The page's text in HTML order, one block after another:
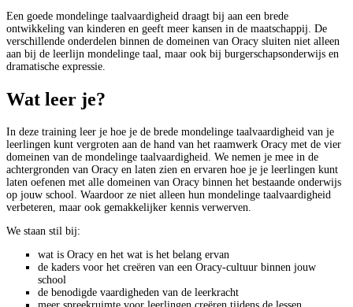
Een goede mondelinge taalvaardigheid draagt bij aan een brede
ontwikkeling van kinderen en geeft meer kansen in de maatschappij. De
verschillende onderdelen binnen de domeinen van Oracy sluiten niet alleen
aan bij de leerlijn mondelinge taal, maar ook bij burgerschapsonderwijs en
dramatische expressie.
Wat leer je?
In deze training leer je hoe je de brede mondelinge taalvaardigheid van je
leerlingen kunt vergroten aan de hand van het raamwerk Oracy met de vier
domeinen van de mondelinge taalvaardigheid. We nemen je mee in de
achtergronden van Oracy en laten zien en ervaren hoe je je leerlingen kunt
laten oefenen met alle domeinen van Oracy binnen het bestaande onderwijs
op jouw school. Waardoor ze niet alleen hun mondelinge taalvaardigheid
verbeteren, maar ook gemakkelijker kennis verwerven.
We staan stil bij:
wat is Oracy en het wat is het belang ervan
de kaders voor het creëren van een Oracy-cultuur binnen jouw
school
de benodigde vaardigheden van de leerkracht